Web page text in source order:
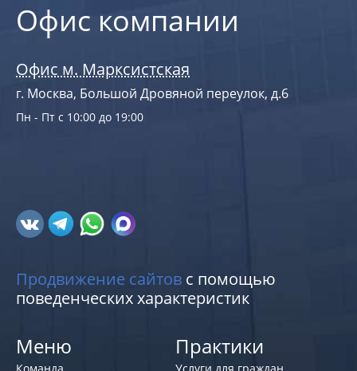
Офис компании
Офис м. Марксистская
г. Москва, Большой Дровяной переулок, д.6
Пн - Пт с 10:00 до 19:00
Продвижение сайтов с помощью
поведенческих характеристик
Меню Практики